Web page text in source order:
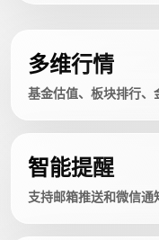
多维行情
基金估值、板块排行、
智能提醒
支持邮箱推送和微信